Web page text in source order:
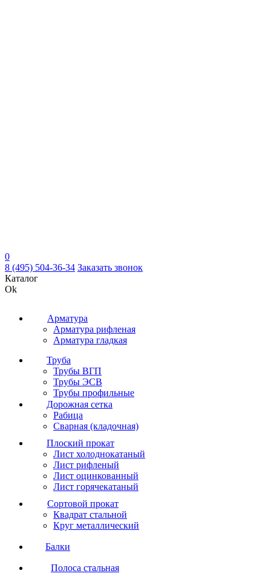
0
8 (495) 504-36-34 Заказать звонок
Каталог
Ok
Арматура
Арматура рифленая
Арматура гладкая
Труба
Трубы ВГП
Трубы ЭСВ
Трубы профильные
Дорожная сетка
Рабица
Сварная (кладочная)
Плоский прокат
Лист холоднокатаный
Лист рифленый
Лист оцинкованный
Лист горячекатаный
Сортовой прокат
Квадрат стальной
Круг металлический
Балки
Полоса стальная